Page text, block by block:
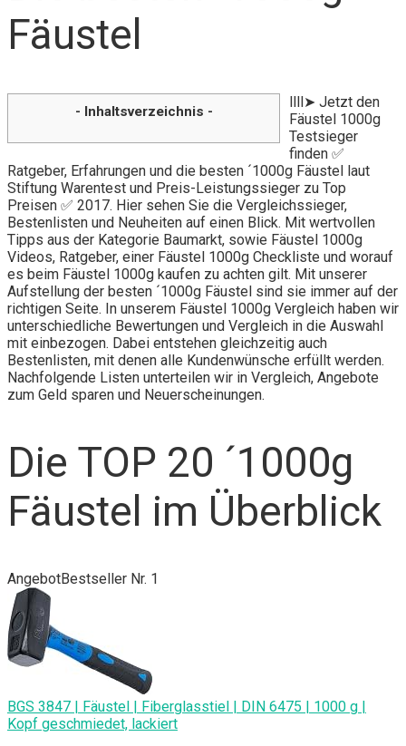
Fäustel
- Inhaltsverzeichnis -
llll➤ Jetzt den
Fäustel 1000g
Testsieger
finden ✅
Ratgeber, Erfahrungen und die besten ´1000g Fäustel laut
Stiftung Warentest und Preis-Leistungssieger zu Top
Preisen ✅ 2017. Hier sehen Sie die Vergleichssieger,
Bestenlisten und Neuheiten auf einen Blick. Mit wertvollen
Tipps aus der Kategorie Baumarkt, sowie Fäustel 1000g
Videos, Ratgeber, einer Fäustel 1000g Checkliste und worauf
es beim Fäustel 1000g kaufen zu achten gilt. Mit unserer
Aufstellung der besten ´1000g Fäustel sind sie immer auf der
richtigen Seite. In unserem Fäustel 1000g Vergleich haben wir
unterschiedliche Bewertungen und Vergleich in die Auswahl
mit einbezogen. Dabei entstehen gleichzeitig auch
Bestenlisten, mit denen alle Kundenwünsche erfüllt werden.
Nachfolgende Listen unterteilen wir in Vergleich, Angebote
zum Geld sparen und Neuerscheinungen.
Die TOP 20 ´1000g
Fäustel im Überblick
AngebotBestseller Nr. 1
BGS 3847 | Fäustel | Fiberglasstiel | DIN 6475 | 1000 g |
Kopf geschmiedet, lackiert